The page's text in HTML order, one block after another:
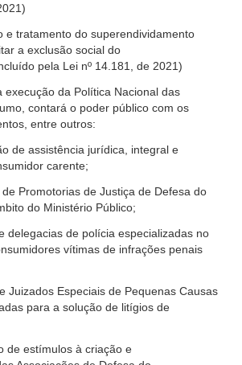
e tratamento do superendividamento
a exclusão social do
pela Lei nº 14.181, de 2021)
execução da Política Nacional das
contará o poder público com os
entre outros:
de assistência jurídica, integral e
carente;
de Promotorias de Justiça de Defesa do
do Ministério Público;
delegacias de polícia especializadas no
vítimas de infrações penais
Juizados Especiais de Pequenas Causas
para a solução de litígios de
de estímulos à criação e